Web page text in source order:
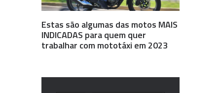
Estas são algumas das motos MAIS
INDICADAS para quem quer
trabalhar com mototáxi em 2023